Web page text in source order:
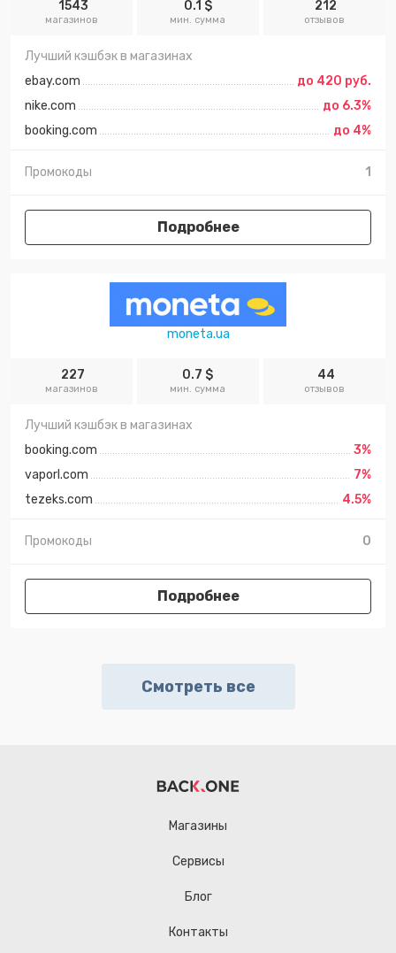
1543
магазинов
0.1 $
мин. сумма
212
отзывов
Лучший кэшбэк в магазинах
ebay.com
до 420 руб.
nike.com
до 6.3%
booking.com
до 4%
Промокоды 1
Подробнее
moneta.ua
227
магазинов
0.7 $
мин. сумма
44
отзывов
Лучший кэшбэк в магазинах
booking.com
3%
vaporl.com
7%
tezeks.com
4.5%
Промокоды 0
Подробнее
Смотреть все
Магазины
Сервисы
Блог
Контакты